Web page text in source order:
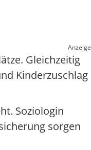
Anzeige
Gleichzeitig
Kinderzuschlag
Soziologin
sorgen